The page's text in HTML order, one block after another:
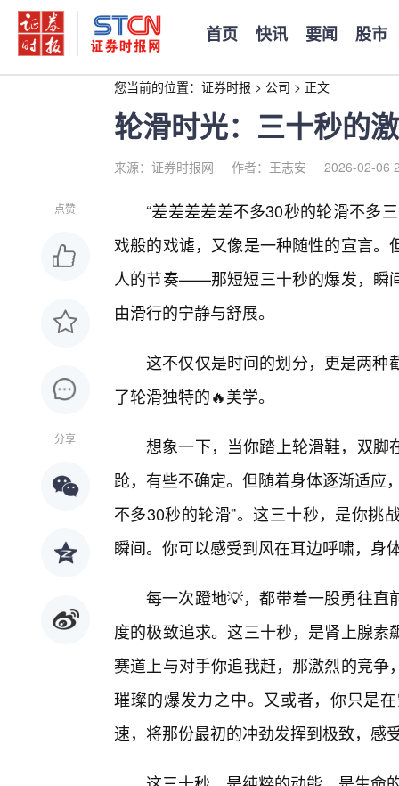
首页 快讯 要闻 股市
您当前的位置： 证券时报 > 公司 > 正文
轮滑时光：三十秒的
来源：证券时报网 作者：王志安 2026-02-06
点赞
分享
“差差差差差不多30秒的轮滑不多
戏般的戏谑，又像是一种随性的宣言
人的节奏——那短短三十秒的爆发，瞬
由滑行的宁静与舒展。
这不仅仅是时间的划分，更是两种
了轮滑独特的🔥美学。
想象一下，当你踏上轮滑鞋，双脚
跄，有些不确定。但随着身体逐渐适应
不多30秒的轮滑”。这三十秒，是你挑
瞬间。你可以感受到风在耳边呼啸，身
每一次蹬地💡，都带着一股勇往直
度的极致追求。这三十秒，是肾上腺
赛道上与对手你追我赶，那激烈的竞
璀璨的爆发力之中。又或者，你只是
速，将那份最初的冲劲发挥到极致，感